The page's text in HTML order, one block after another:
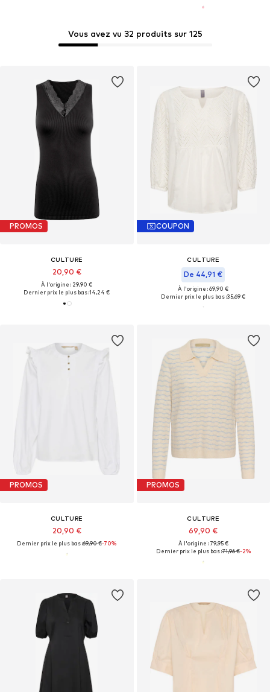
Vous avez vu 32 produits sur 125
PROMOS
CULTURE
20,90 €
À l'origine : 29,90 €
Dernier prix le plus bas :14,24 €
COUPON
CULTURE
De 44,91 €
À l'origine : 69,90 €
Dernier prix le plus bas :35,69 €
PROMOS
CULTURE
20,90 €
Dernier prix le plus bas :69,90 €-70%
PROMOS
CULTURE
69,90 €
À l'origine : 79,95 €
Dernier prix le plus bas :71,96 €-2%